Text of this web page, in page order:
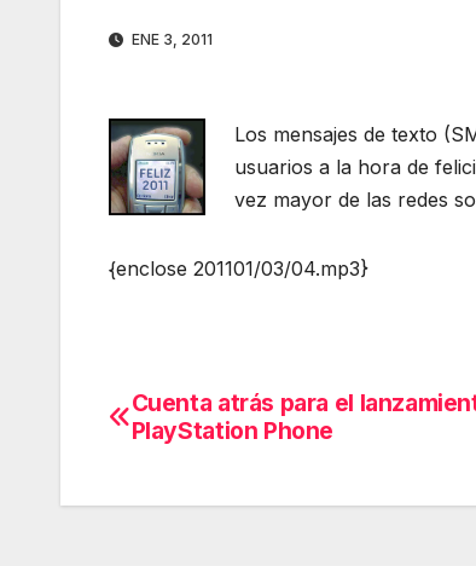
ENE 3, 2011
Los mensajes de texto
usuarios a la hora de
vez mayor de las redes
{enclose 201101/03/04.mp3}
Navegación
entradas
Cuenta atrás para el
PlayStation Phone